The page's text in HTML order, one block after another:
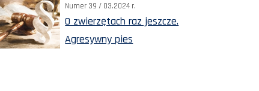
Numer 39 / 03.2024 r.
O zwierzętach raz jeszcze.
Agresywny pies